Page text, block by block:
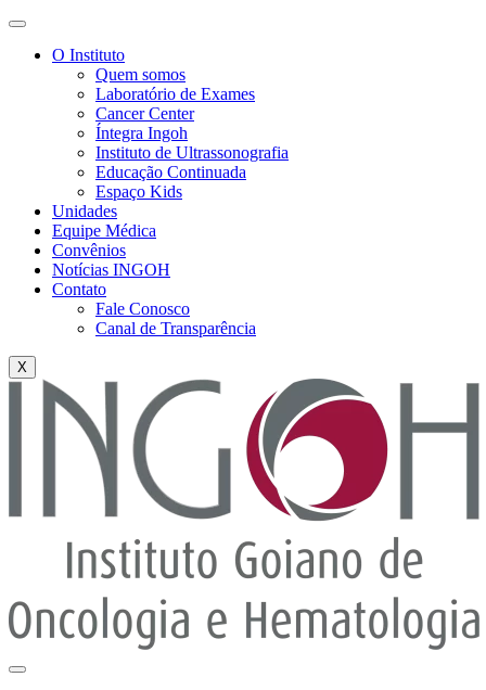
O Instituto
Quem somos
Laboratório de Exames
Cancer Center
Íntegra Ingoh
Instituto de Ultrassonografia
Educação Continuada
Espaço Kids
Unidades
Equipe Médica
Convênios
Notícias INGOH
Contato
Fale Conosco
Canal de Transparência
X